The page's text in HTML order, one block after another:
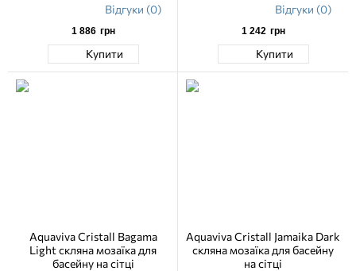
Відгуки (0)
1 886 грн
Купити
Відгуки (0)
1 242 грн
Купити
Aquaviva Cristall Bagama
Light скляна мозаїка для
басейну на сітці
Aquaviva Сristall Jamaika Dark
скляна мозаїка для басейну
на сітці